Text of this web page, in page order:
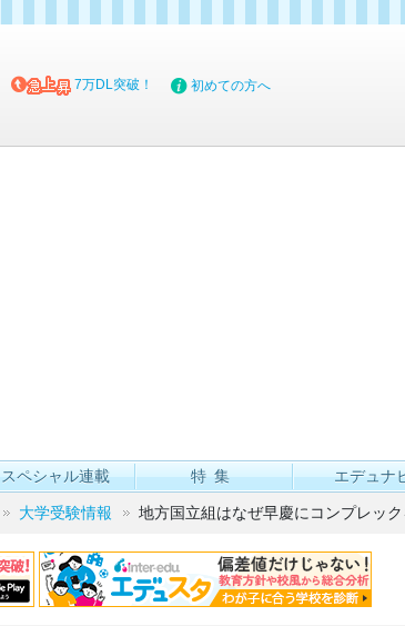
7万DL突破！ 初めての方へ
スペシャル連載 特集 エデュナ
大学受験情報 地方国立組はなぜ早慶にコンプレッ